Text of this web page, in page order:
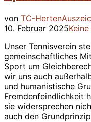
Wir
haben
gewonnen!”
von TC-Herten
10. Februar 2025
Unser Tennisverein
gemeinschaftliches
Sport um
wir uns auch
und humanistische
Fremdenfeindlichkeit
sie widersprechen
auch den